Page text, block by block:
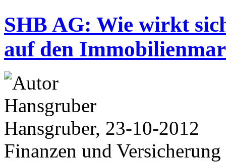
SHB AG: Wie wirkt
auf den
Hansgruber, 23-10-2012
Finanzen und Versicherung